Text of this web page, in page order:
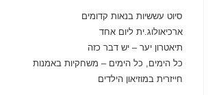
סיוט עששיות בנאות קדומים
ארכיאולוג.ית ליום אחד
תיאטרון יער – יש דבר כזה
כל הימים, כל הימים – משחקיות באמנות
חייזרית במוזיאון הילדים